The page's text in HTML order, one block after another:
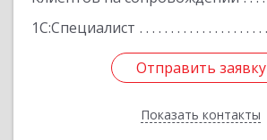
1С:Специалист
Отправить заявку
Показать контакты
Отправить заявку
Назад